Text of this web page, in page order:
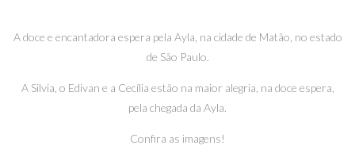
A doce e encantadora espera pela Ayla, na cidade de Matão, no estado
de São Paulo.
A Silvia, o Edivan e a Cecília estão na maior alegria, na doce espera,
pela chegada da Ayla.
Confira as imagens!